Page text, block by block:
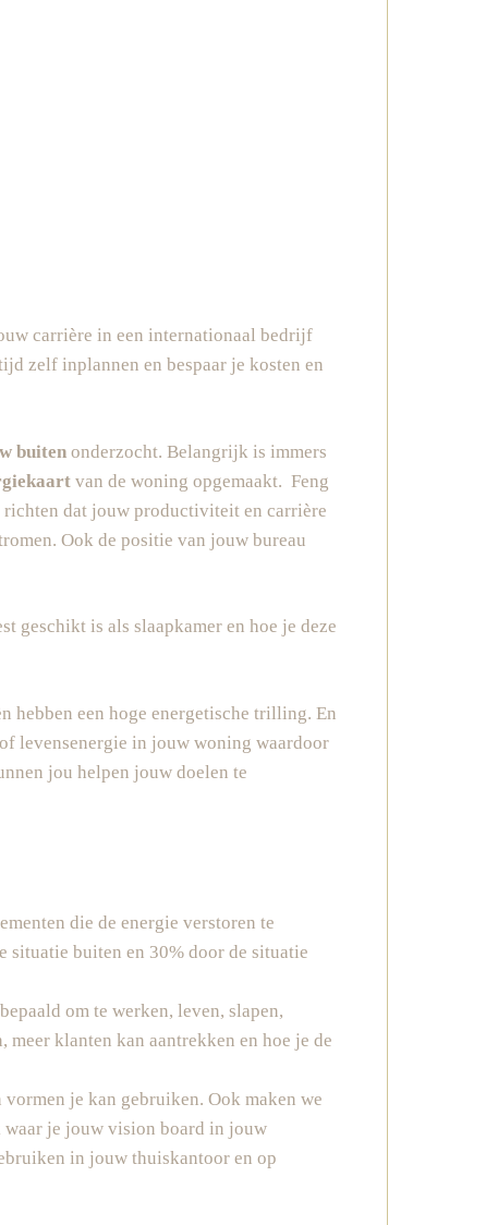
carrière in een internationaal bedrijf
zelf inplannen en bespaar je kosten en
buiten onderzocht. Belangrijk is immers
van de woning opgemaakt. Feng
dat jouw productiviteit en carrière
Ook de positie van jouw bureau
geschikt is als slaapkamer en hoe je deze
hebben een hoge energetische trilling. En
levensenergie in jouw woning waardoor
jou helpen jouw doelen te
die de energie verstoren te
situatie buiten en 30% door de situatie
om te werken, leven, slapen,
klanten kan aantrekken en hoe je de
je kan gebruiken. Ook maken we
je jouw vision board in jouw
in jouw thuiskantoor en op